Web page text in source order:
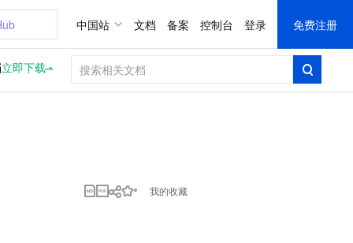
中国站 文档 备案 控制台 登录 免费注册
立即下载
我的收藏